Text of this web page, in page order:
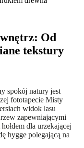
Od
tekstury
spokój natury jest
fototapecie Misty
widok lasu
zapewniającymi
dla urzekającej
hygge polegającą na